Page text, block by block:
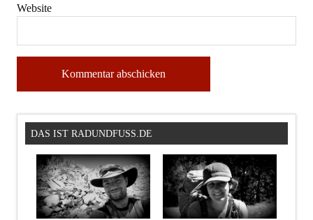
Website
DAS IST RADUNDFUSS.DE